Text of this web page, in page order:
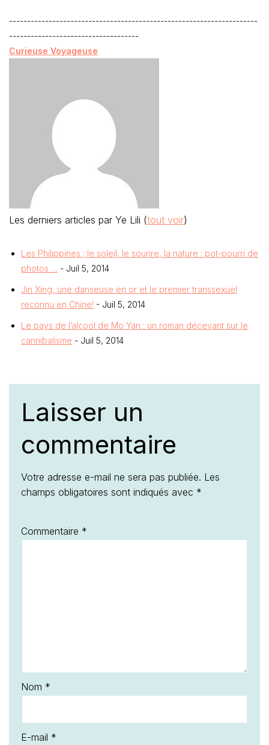
---------------------------------------------------------------------
------------------------------------
Curieuse Voyageuse
Les derniers articles par Ye Lili (tout voir)
Les Philippines ; le soleil, le sourire, la nature : pot-pourri de
photos … - Juil 5, 2014
Jin Xing, une danseuse en or et le premier transsexuel
reconnu en Chine! - Juil 5, 2014
Le pays de l’alcool de Mo Yan : un roman décevant sur le
cannibalisme - Juil 5, 2014
Laisser un
commentaire
Votre adresse e-mail ne sera pas publiée. Les
champs obligatoires sont indiqués avec *
Commentaire *
Nom *
E-mail *